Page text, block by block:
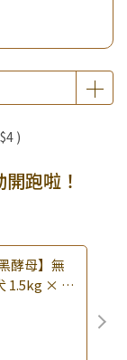
主義嚐鮮試吃
3 (限量贈完為
)
跑啦！
酵母】無
1.5kg × 包
狗乾糧
無穀配方｜